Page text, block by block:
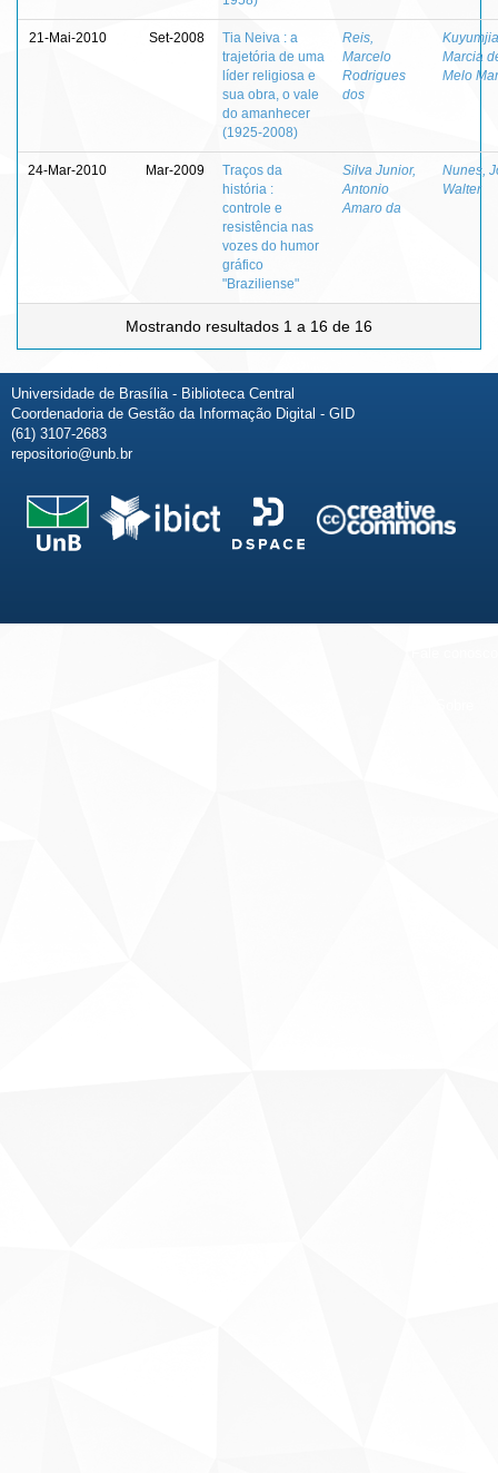
21-Mai-2010 Set-2008
Tia Neiva : a
trajetória de uma
líder religiosa e
sua obra, o vale
do amanhecer
(1925-2008)
Reis,
Marcelo
Rodrigues
dos
Marcia
Melo
24-Mar-2010 Mar-2009
Traços da
história :
controle e
resistência nas
vozes do humor
gráfico
"Braziliense"
Silva Junior,
Antonio
Amaro da
Nunes,
Walter
Mostrando resultados 1 a 16 de 16
Universidade de Brasília - Biblioteca Central
Coordenadoria de Gestão da Informação Digital - GID
(61) 3107-2683
repositorio@unb.br